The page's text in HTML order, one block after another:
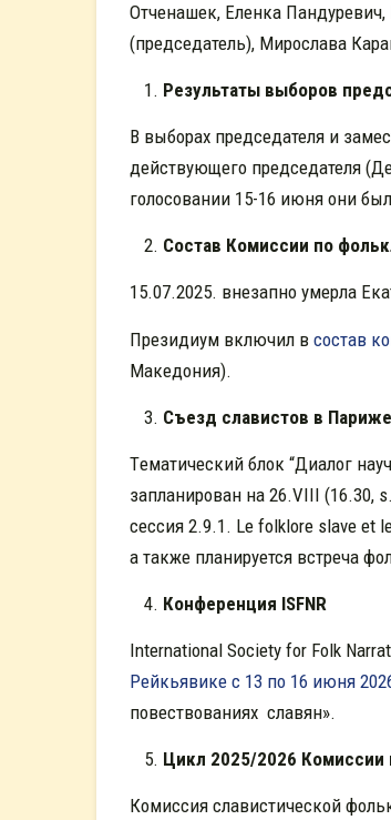
Отченашек, Еленка
(председатель), Мирослава
Результаты выборов
В выборах председателя и
действующего председателя
голосовании 15-16 июня они
Состав Комиссии по
15.07.2025. внезапно умерла
Президиум включил в состав
Македония).
Съезд славистов в
Tематический блок “Диалог
запланирован на 26.VIII (16.30,
сессия 2.9.1. Le folklore slave et
а также планируется встреча
Конференция ISFNR
International Society for Folk
Рейкьявике с 13 по 16 июня
повествованиях славян».
Цикл 2025/2026 Комиссии
Комиссия славистической